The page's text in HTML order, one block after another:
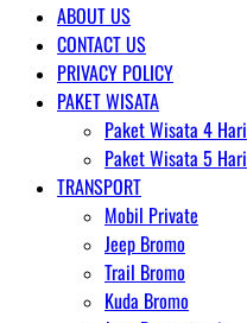
ABOUT US
CONTACT US
PRIVACY POLICY
PAKET WISATA
Paket Wisata 4 Hari
Paket Wisata 5 Hari
TRANSPORT
Mobil Private
Jeep Bromo
Trail Bromo
Kuda Bromo